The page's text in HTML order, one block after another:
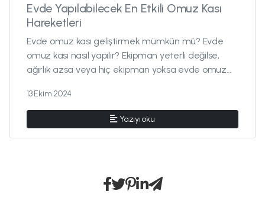
Evde Yapılabilecek En Etkili Omuz Kası
Hareketleri
Evde omuz kası geliştirmek mümkün mü? Evde
omuz kası nasıl yapılır? Ekipman yeterli değilse,
ağırlık azsa veya hiç ekipman yoksa evde omuz
13 Ekim 2024
Yazıyı oku